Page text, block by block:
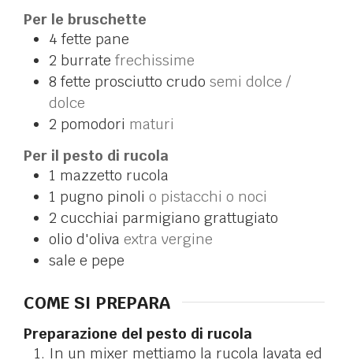
Per le bruschette
4 fette pane
2 burrate frechissime
8 fette prosciutto crudo semi dolce /
dolce
2 pomodori maturi
Per il pesto di rucola
1 mazzetto rucola
1 pugno pinoli o pistacchi o noci
2 cucchiai parmigiano grattugiato
olio d'oliva extra vergine
sale e pepe
COME SI PREPARA
Preparazione del pesto di rucola
In un mixer mettiamo la rucola lavata ed